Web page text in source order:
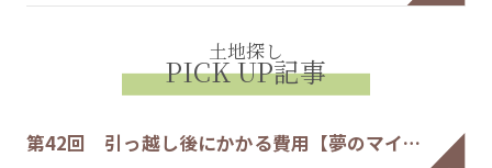
土地探し
PICK UP記事
第42回 引っ越し後にかかる費用【夢のマイ…